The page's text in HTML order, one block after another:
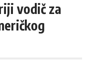
vodič za